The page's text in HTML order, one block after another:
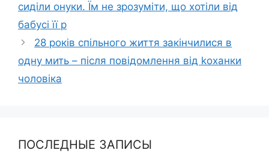
сиділи онуки. Їм не зрозуміти, що хотіли від
бабусі її р
28 років спільного життя закінчилися в
одну мить – після повідомлення від kоханки
чоловіка
ПОСЛЕДНЫЕ ЗАПИСЫ